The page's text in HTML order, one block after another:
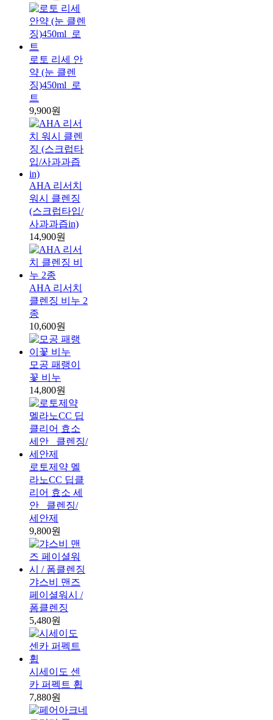
로토 리세 안
약 (눈 클렌
징)450ml_로
트
9,900원
AHA 리서치
워시 클렌징
(스크럽타입/
사과과즙in)
14,900원
AHA 리서치
클렌징 비누 2
종
10,600원
모공 패랭이
꽃 비누
14,800원
로토제약 멜
라노CC 딥클
리어 효소 세
안_ 클렌징/
세안제
9,800원
갸스비 맨즈
페이셜워시 /
폼클렌징
5,480원
시세이도 센
카 퍼펙트 휩
7,880원